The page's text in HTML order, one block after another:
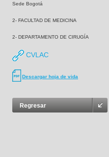
Sede Bogotá
2- FACULTAD DE MEDICINA
2- DEPARTAMENTO DE CIRUGÍA
CVLAC
Descargar hoja de vida
Regresar